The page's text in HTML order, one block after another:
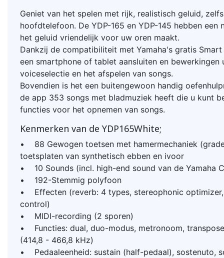
Geniet van het spelen met rijk, realistisch geluid,
hoofdtelefoon. De YDP-165 en YDP-145 hebben een
het geluid vriendelijk voor uw oren maakt.
Dankzij de compatibiliteit met Yamaha's gratis
een smartphone of tablet aansluiten en bewerkingen
voiceselectie en het afspelen van songs.
Bovendien is het een buitengewoon handig
de app 353 songs met bladmuziek heeft die u kunt
functies voor het opnemen van songs.
Kenmerken van de YDP165White;
• 88 Gewogen toetsen met hamermechaniek
toetsplaten van synthetisch ebben en ivoor
• 10 Sounds (incl. high-end sound van de Yamaha
• 192-Stemmig polyfoon
• Effecten (reverb: 4 types, stereophonic
control)
• MIDI-recording (2 sporen)
• Functies: dual, duo-modus, metronoom,
(414,8 - 466,8 kHz)
• Pedaaleenheid: sustain (half-pedaal), sostenuto,